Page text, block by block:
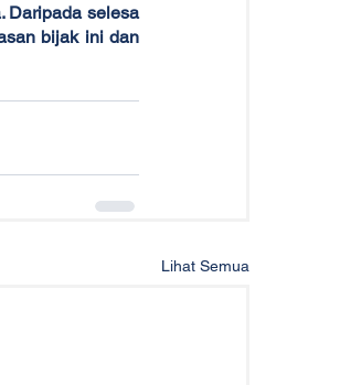
Daripada selesa
bijak ini dan
Lihat Semua